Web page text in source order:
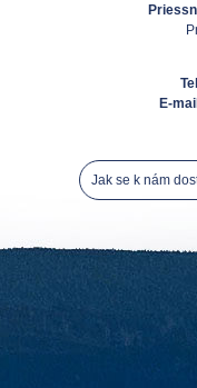
E-
Jak se k nám